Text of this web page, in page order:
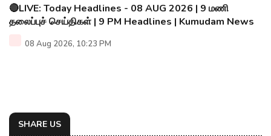
🔴LIVE: Today Headlines - 08 AUG 2026 | 9 மணி
தலைப்புச் செய்திகள் | 9 PM Headlines | Kumudam News
08 Aug 2026, 10:23 PM
SHARE US